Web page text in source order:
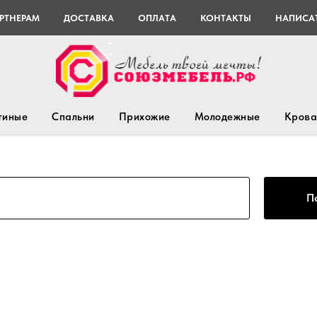
ДОСТАВКА ОПЛАТА КОНТАКТЫ
Спальни Прихожие Молодежные